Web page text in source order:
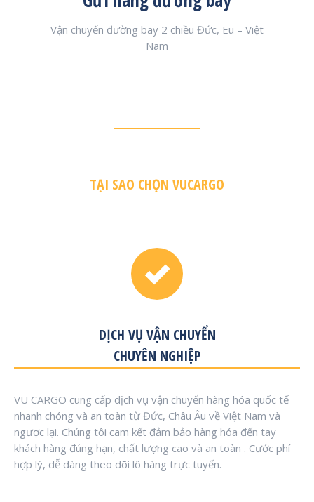
Vận chuyển đường bay 2 chiều Đức, Eu – Việt
Nam
TẠI SAO CHỌN VUCARGO
DỊCH VỤ VẬN CHUYỂN
CHUYÊN NGHIỆP
VU CARGO cung cấp dịch vụ vận chuyển hàng hóa quốc tế
nhanh chóng và an toàn từ Đức, Châu Âu về Việt Nam và
ngược lại. Chúng tôi cam kết đảm bảo hàng hóa đến tay
khách hàng đúng hạn, chất lượng cao và an toàn . Cước phí
hợp lý, dễ dàng theo dõi lô hàng trực tuyến.